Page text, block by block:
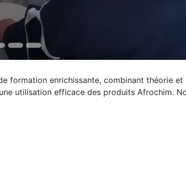
formation enrichissante, combinant théorie et
utilisation efficace des produits Afrochim.